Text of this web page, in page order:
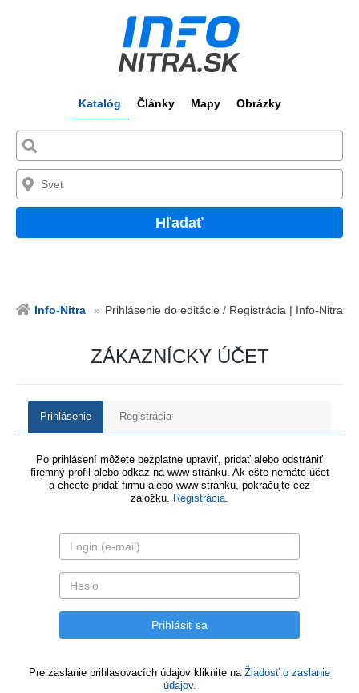
Katalóg Články Mapy Obrázky
Hľadať
Info-Nitra Prihlásenie do editácie / Registrácia | Info-Nitra
ZÁKAZNÍCKY ÚČET
Prihlásenie Registrácia
Po prihlásení môžete bezplatne upraviť, pridať alebo odstrániť
firemný profil alebo odkaz na www stránku. Ak ešte nemáte účet
a chcete pridať firmu alebo www stránku, pokračujte cez
záložku. Registrácia.
Pre zaslanie prihlasovacích údajov kliknite na Žiadosť o zaslanie
údajov.